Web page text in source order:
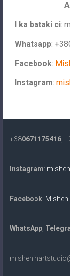
I ka bataki ci:
Whatsapp:
Facebook:
Instagram:
+380671175416,
Instagram:
Facebook:
WhatsApp,